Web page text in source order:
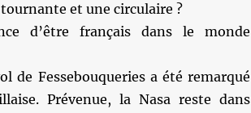
et une circulaire ?
d’être français dans le monde
de Fessebouqueries a été remarqué
Prévenue, la Nasa reste dans